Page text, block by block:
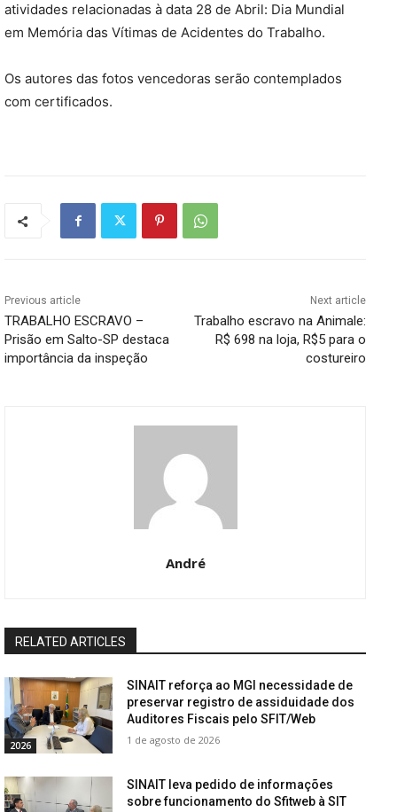
atividades relacionadas à data 28 de Abril: Dia Mundial
em Memória das Vítimas de Acidentes do Trabalho.
Os autores das fotos vencedoras serão contemplados
com certificados.
Previous article
TRABALHO ESCRAVO –
Prisão em Salto-SP destaca
importância da inspeção
Next article
Trabalho escravo na Animale:
R$ 698 na loja, R$5 para o
costureiro
André
RELATED ARTICLES
2026
SINAIT reforça ao MGI necessidade de
preservar registro de assiduidade dos
Auditores Fiscais pelo SFIT/Web
1 de agosto de 2026
SINAIT leva pedido de informações
sobre funcionamento do Sfitweb à SIT